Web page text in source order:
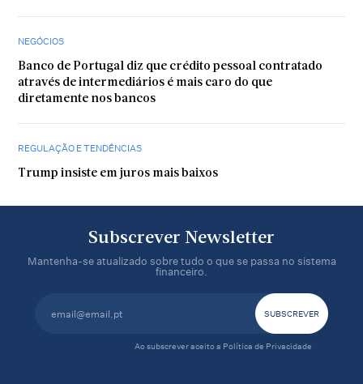
NEGÓCIOS
Banco de Portugal diz que crédito pessoal contratado
através de intermediários é mais caro do que
diretamente nos bancos
REGULAÇÃO E TENDÊNCIAS
Trump insiste em juros mais baixos
Subscrever Newsletter
Mantenha-se atualizado sobre tudo o que se passa no sistema
financeiro.
Ao subscrever aceito a Política de Privacidade